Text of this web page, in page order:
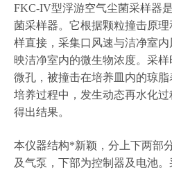
FKC-IV型浮游空气尘菌采样器
菌采样器。它根据颗粒撞击原
样直接，采集口风速与洁净室
映洁净室内的微生物浓度。采
微孔，被撞击在培养皿内的琼
培养过程中，发生动态再水化
得出结果。
本仪器结构*新颖，分上下两部
及气泵，下部为控制器及电池